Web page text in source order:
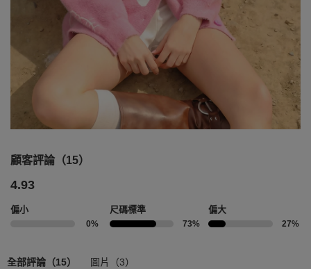
顧客評論（15）
4.93
偏小
0%
尺碼標準
73%
偏大
27%
全部評論（15） 圖片（3）